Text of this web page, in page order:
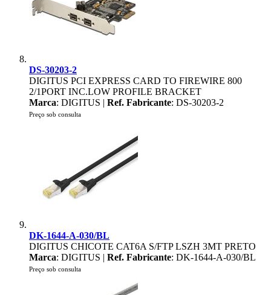
DS-30203-2
DIGITUS PCI EXPRESS CARD TO FIREWIRE 800
2/1PORT INC.LOW PROFILE BRACKET
Marca: DIGITUS | Ref. Fabricante: DS-30203-2
Preço sob consulta
DK-1644-A-030/BL
DIGITUS CHICOTE CAT6A S/FTP LSZH 3MT PRETO
Marca: DIGITUS | Ref. Fabricante: DK-1644-A-030/BL
Preço sob consulta